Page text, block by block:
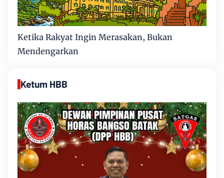
Ketika Rakyat Ingin Merasakan, Bukan
Mendengarkan
Ketum HBB